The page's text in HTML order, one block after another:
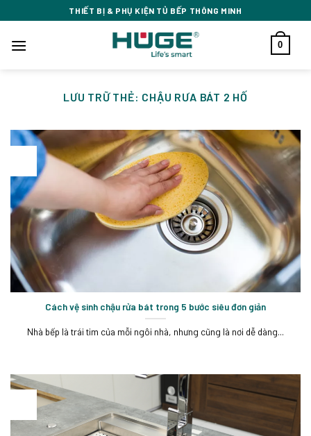
qua
nội
THIẾT BỊ & PHỤ KIỆN TỦ BẾP THÔNG MINH
0
LƯU TRỮ THẺ: CHẬU RƯA BÁT 2 HỐ
Cách vệ sinh chậu rửa bát trong 5 bước siêu đơn giản
Nhà bếp là trái tim của mỗi ngôi nhà, nhưng cũng là nơi dễ dàng...